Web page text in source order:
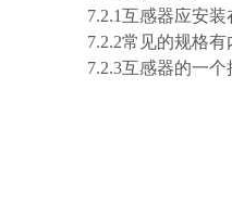
7.2.1互感器应安
7.2.2常见的规格
7.2.3互感器的一